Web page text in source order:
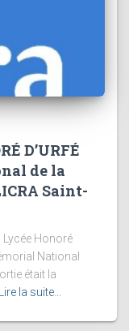
D’URFÉ
de la
Saint-
Lycée Honoré
National
était la
Lire la suite…